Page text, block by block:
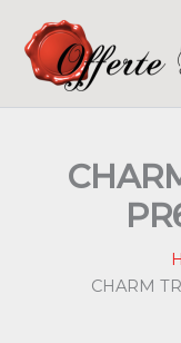
contenuto
CHARM